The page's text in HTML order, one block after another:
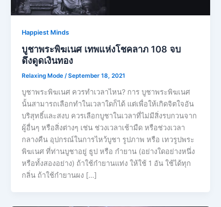
Happiest Minds
บูชาพระพิฆเนศ เทพแห่งโชคลาภ 108 จบ
ดึงดูดเงินทอง
Relaxing Mode/September 18, 2021
บูชาพระพิฆเนศ ควรทำเวลาไหน? การ บูชาพระพิฆเนศ
นั้นสามารถเลือกทำในเวลาใดก็ได้ แต่เพื่อให้เกิดจิตใจอัน
บริสุทธิ์และสงบ ควรเลือกบูชาในเวลาที่ไม่มีสิ่งรบกวนจาก
ผู้อื่นๆ หรือสิ่งต่างๆ เช่น ช่วงเวลาเช้ามืด หรือช่วงเวลา
กลางคืน อุปกรณ์ในการไหว้บูชา รูปภาพ หรือ เทวรูปพระ
พิฆเนศ ที่ท่านบูชาอยู่ ธูป หรือ กำยาน (อย่างใดอย่างหนึ่ง
หรือทั้งสองอย่าง) ถ้าใช้กำยานแท่ง ให้ใช้ 1 อัน ใช้ได้ทุก
กลิ่น ถ้าใช้กำยานผง […]